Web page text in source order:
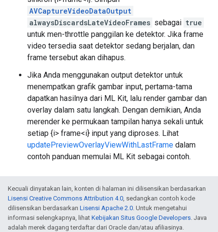
AVCaptureVideoDataOutput
alwaysDiscardsLateVideoFrames sebagai true
untuk men-throttle panggilan ke detektor. Jika frame
video tersedia saat detektor sedang berjalan, dan
frame tersebut akan dihapus.
Jika Anda menggunakan output detektor untuk
menempatkan grafik gambar input, pertama-tama
dapatkan hasilnya dari ML Kit, lalu render gambar dan
overlay dalam satu langkah. Dengan demikian, Anda
merender ke permukaan tampilan hanya sekali untuk
setiap {i> frame<i} input yang diproses. Lihat
updatePreviewOverlayViewWithLastFrame dalam
contoh panduan memulai ML Kit sebagai contoh.
Kecuali dinyatakan lain, konten di halaman ini dilisensikan berdasarkan
Lisensi Creative Commons Attribution 4.0, sedangkan contoh kode
dilisensikan berdasarkan Lisensi Apache 2.0. Untuk mengetahui
informasi selengkapnya, lihat Kebijakan Situs Google Developers. Java
adalah merek dagang terdaftar dari Oracle dan/atau afiliasinya.